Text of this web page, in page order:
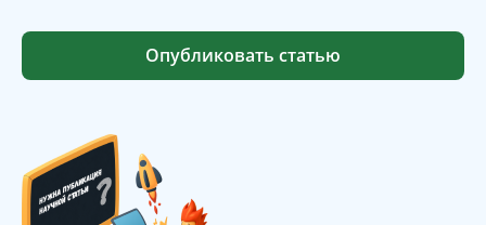
Опубликовать статью